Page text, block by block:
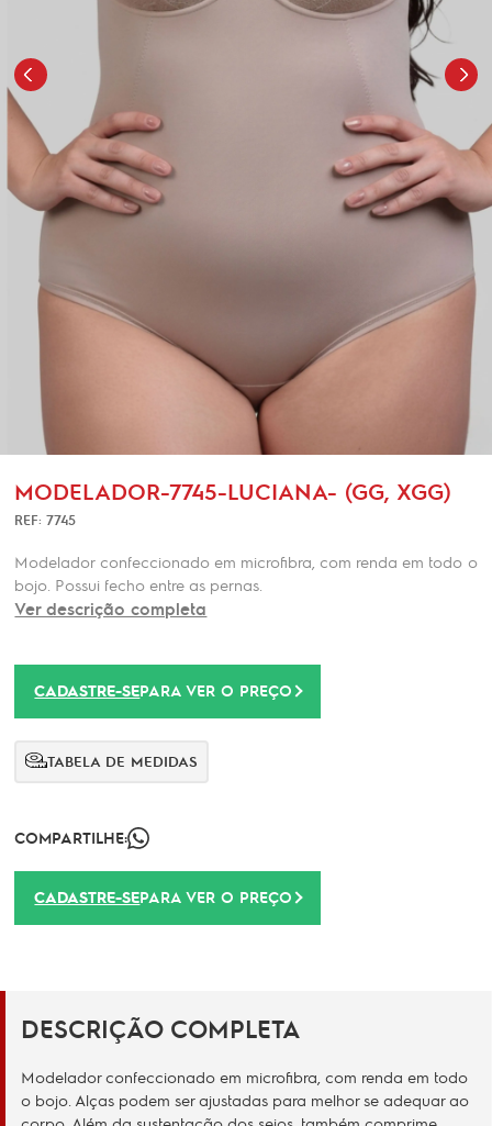
MODELADOR-7745-LUCIANA- (GG, XGG)
REF: 7745
Modelador confeccionado em microfibra, com renda em todo o
bojo. Possui fecho entre as pernas.
Ver descrição completa
CADASTRE-SEPARA VER O PREÇO
TABELA DE MEDIDAS
COMPARTILHE:
CADASTRE-SEPARA VER O PREÇO
DESCRIÇÃO COMPLETA
Modelador confeccionado em microfibra, com renda em todo
o bojo. Alças podem ser ajustadas para melhor se adequar ao